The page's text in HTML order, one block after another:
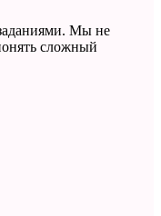
Мы не
сложный